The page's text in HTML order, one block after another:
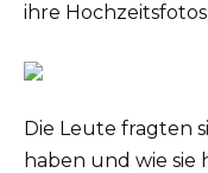
ihre
Die Leute fragten
haben und wie